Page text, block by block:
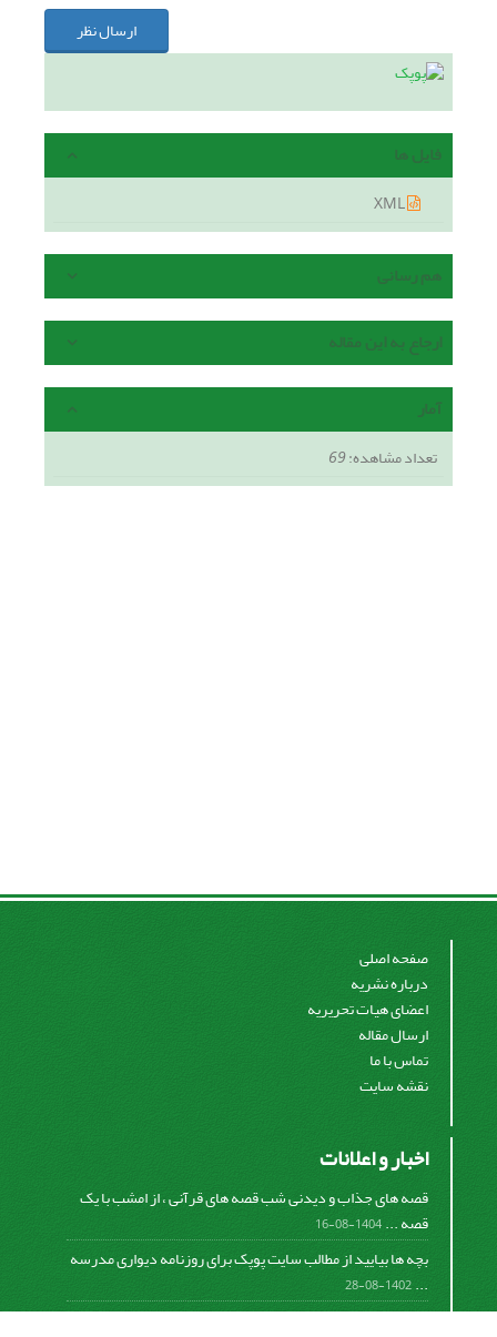
ارسال نظر
فایل ها
هم رسانی
ارجاع به این مقاله
آمار
تعداد مشاهده:69
صفحه اصلی
درباره نشریه
اعضای هیات تحریریه
ارسال مقاله
تماس با ما
نقشه سایت
اخبار و اعلانات
قصه های جذاب و دیدنی شب قصه های قرآنی ، از امشب با یک
قصه ...1404-08-16
بچه ها بیایید از مطالب سایت پوپک برای روزنامه دیواری مدرسه
...
1402-08-28